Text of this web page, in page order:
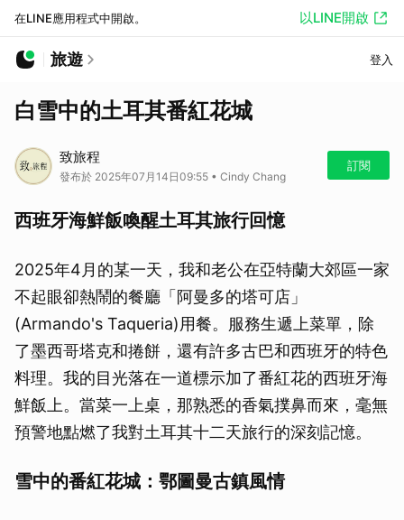
在LINE應用程式中開啟。 以LINE開啟
旅遊 登入
白雪中的土耳其番紅花城
致旅程
發布於 2025年07月14日09:55 • Cindy Chang
訂閱
西班牙海鮮飯喚醒土耳其旅行回憶
2025年4月的某一天，我和老公在亞特蘭大郊區一家
不起眼卻熱鬧的餐廳「阿曼多的塔可店」
(Armando's Taqueria)用餐。服務生遞上菜單，除
了墨西哥塔克和捲餅，還有許多古巴和西班牙的特色
料理。我的目光落在一道標示加了番紅花的西班牙海
鮮飯上。當菜一上桌，那熟悉的香氣撲鼻而來，毫無
預警地點燃了我對土耳其十二天旅行的深刻記憶。
雪中的番紅花城：鄂圖曼古鎮風情